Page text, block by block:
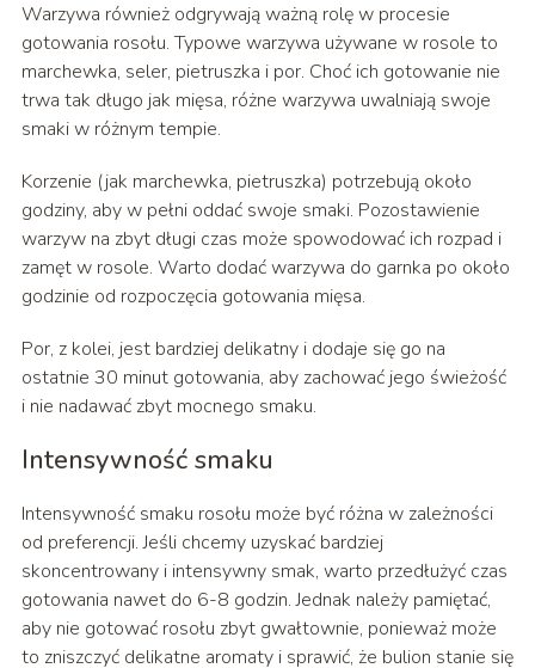
Warzywa również odgrywają ważną rolę w procesie
gotowania rosołu. Typowe warzywa używane w rosole to
marchewka, seler, pietruszka i por. Choć ich gotowanie nie
trwa tak długo jak mięsa, różne warzywa uwalniają swoje
smaki w różnym tempie.
Korzenie (jak marchewka, pietruszka) potrzebują około
godziny, aby w pełni oddać swoje smaki. Pozostawienie
warzyw na zbyt długi czas może spowodować ich rozpad i
zamęt w rosole. Warto dodać warzywa do garnka po około
godzinie od rozpoczęcia gotowania mięsa.
Por, z kolei, jest bardziej delikatny i dodaje się go na
ostatnie 30 minut gotowania, aby zachować jego świeżość
i nie nadawać zbyt mocnego smaku.
Intensywność smaku
Intensywność smaku rosołu może być różna w zależności
od preferencji. Jeśli chcemy uzyskać bardziej
skoncentrowany i intensywny smak, warto przedłużyć czas
gotowania nawet do 6-8 godzin. Jednak należy pamiętać,
aby nie gotować rosołu zbyt gwałtownie, ponieważ może
to zniszczyć delikatne aromaty i sprawić, że bulion stanie się